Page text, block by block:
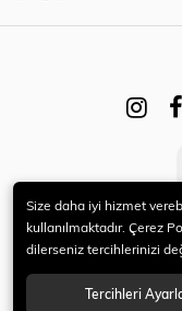
© 2021
Size daha iyi hizmet
kullanılmaktadır. Çerez
dilerseniz tercihlerinizi
Tercihleri